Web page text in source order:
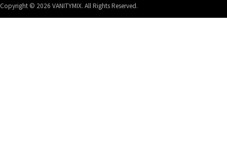
Copyright © 2026 VANITYMIX. All Rights Reserved.